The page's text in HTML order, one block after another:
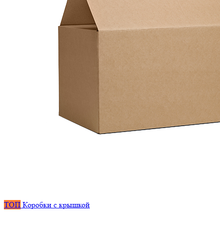
ТОП Коробки с крышкой